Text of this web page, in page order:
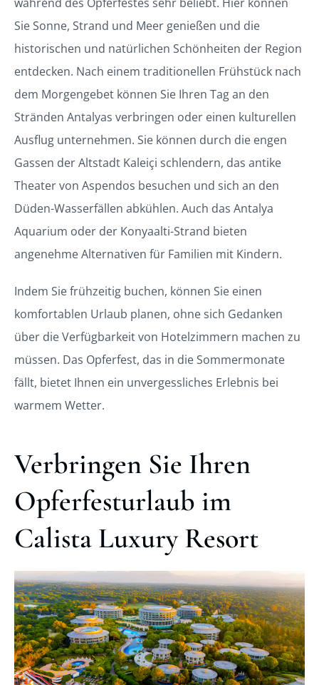
Sie Sonne, Strand und Meer genießen und die
historischen und natürlichen Schönheiten der Region
entdecken. Nach einem traditionellen Frühstück nach
dem Morgengebet können Sie Ihren Tag an den
Stränden Antalyas verbringen oder einen kulturellen
Ausflug unternehmen. Sie können durch die engen
Gassen der Altstadt Kaleiçi schlendern, das antike
Theater von Aspendos besuchen und sich an den
Düden-Wasserfällen abkühlen. Auch das Antalya
Aquarium oder der Konyaalti-Strand bieten
angenehme Alternativen für Familien mit Kindern.
Indem Sie frühzeitig buchen, können Sie einen
komfortablen Urlaub planen, ohne sich Gedanken
über die Verfügbarkeit von Hotelzimmern machen zu
müssen. Das Opferfest, das in die Sommermonate
fällt, bietet Ihnen ein unvergessliches Erlebnis bei
warmem Wetter.
Verbringen Sie Ihren
Opferfesturlaub im
Calista Luxury Resort